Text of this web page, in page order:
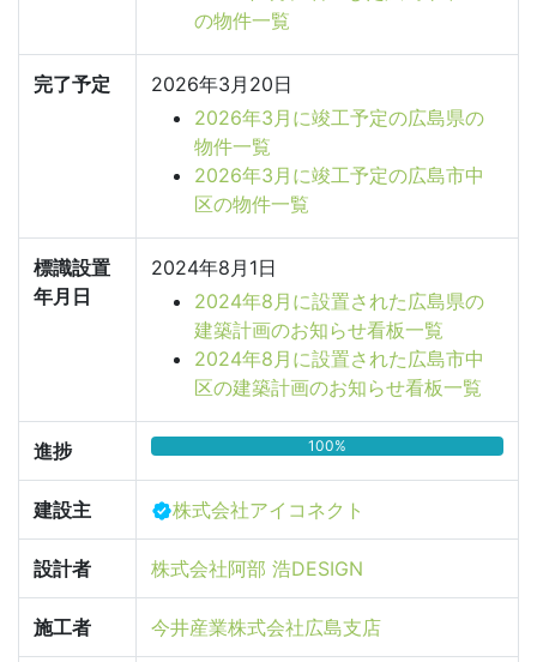
の物件一覧
完了予定
2026年3月20日
2026年3月に竣工予定の広島県の
物件一覧
2026年3月に竣工予定の広島市中
区の物件一覧
標識設置
年月日
2024年8月1日
2024年8月に設置された広島県の
建築計画のお知らせ看板一覧
2024年8月に設置された広島市中
区の建築計画のお知らせ看板一覧
進捗 100%
建設主 株式会社アイコネクト
設計者 株式会社阿部 浩DESIGN
施工者 今井産業株式会社広島支店